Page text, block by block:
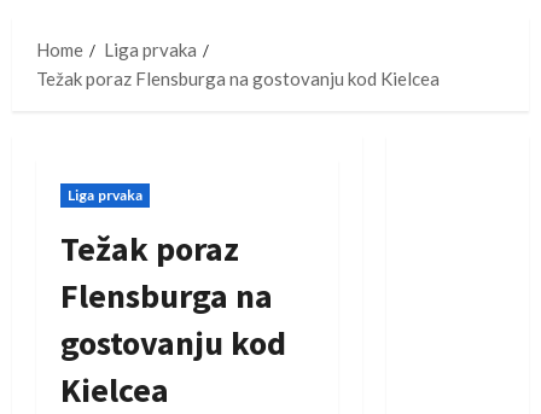
Home
Liga prvaka
Težak poraz Flensburga na gostovanju kod Kielcea
Liga prvaka
Težak poraz
Flensburga na
gostovanju kod
Kielcea